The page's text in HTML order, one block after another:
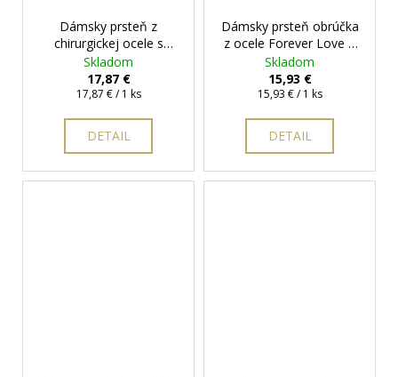
Dámsky prsteň z
chirurgickej ocele s
dvomi srdiečkami
darčeková krabička
zadarmo
Skladom
17,87 €
Jednotková
17,87 € / 1 ks
DETAIL
Dámsky prsteň obrúčka
z ocele Forever Love +
darčeková krabička
zadarmo
Skladom
15,93 €
Jednotková
15,93 € / 1 ks
DETAIL